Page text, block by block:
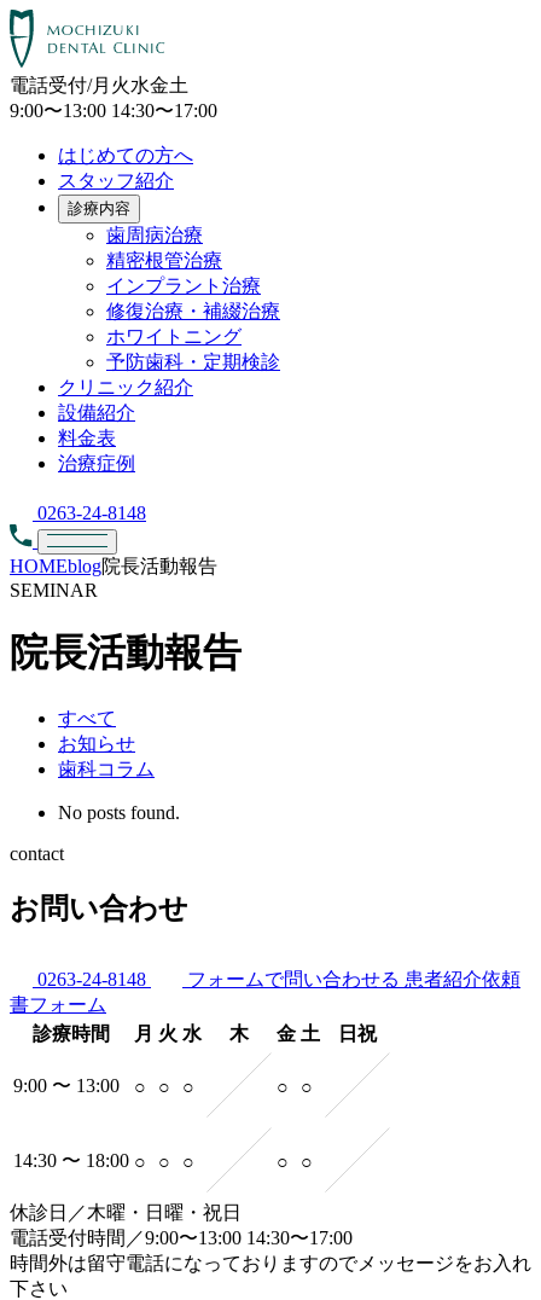
電話受付/月火水金土
9:00〜13:00 14:30〜17:00
はじめての方へ
スタッフ紹介
診療内容
歯周病治療
精密根管治療
インプラント治療
修復治療・補綴治療
ホワイトニング
予防歯科・定期検診
クリニック紹介
設備紹介
料金表
治療症例
0263-24-8148
HOMEblog院長活動報告
SEMINAR
院長活動報告
すべて
お知らせ
歯科コラム
No posts found.
contact
お問い合わせ
0263-24-8148 フォームで問い合わせる 患者紹介依頼
書フォーム
診療時間
月 火 水 木 金 土 日祝
9:00 〜 13:00 ○ ○ ○ ○ ○
14:30 〜 18:00 ○ ○ ○ ○ ○
休診日／木曜・日曜・祝日
電話受付時間／9:00〜13:00 14:30〜17:00
時間外は留守電話になっておりますのでメッセージをお入れ
下さい